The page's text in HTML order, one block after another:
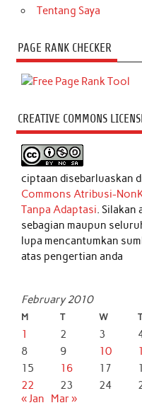
Tentang Saya
PAGE RANK CHECKER
CREATIVE COMMONS
ciptaan disebarluaskan
Commons Atribusi-
Tanpa Adaptasi. Silakan
sebagian maupun
lupa mencantumkan
atas pengertian anda
February 2010
M T W
1 2 3
8
9 10
15
16 17
22
23 24
« Jan
Mar »